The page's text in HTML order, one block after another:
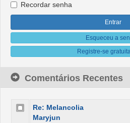
Recordar senha
Esqueceu a
Registre-se
Comentários Recentes
Re: Melancolia
Maryjun